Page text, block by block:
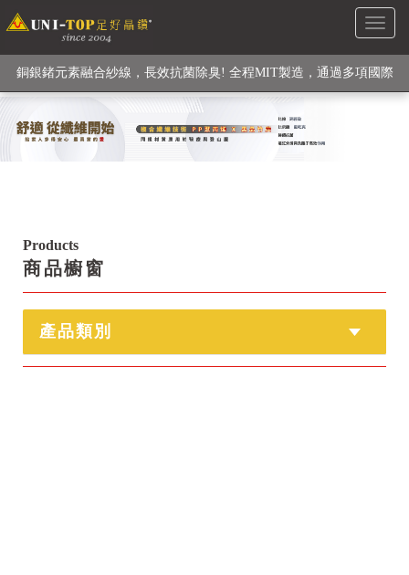
Toggle
級高性能纖維素材), 機能貼身衣物No. 1
銅銀鍺元素融合紗線，長效抗菌除臭! 全程MIT製造，通過多項國際
檢驗
【快來點我】H型銅銀纖維長效PP能量護膝! 支撐. 包覆感. 超透氣.
Products
商品櫥窗
產品類別